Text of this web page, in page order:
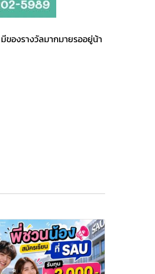
ของรางวัลมากมายรออยู่น้า